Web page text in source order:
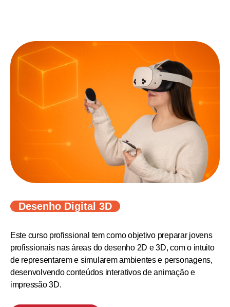
Desenho Digital 3D
Este curso profissional tem como objetivo preparar jovens
profissionais nas áreas do desenho 2D e 3D, com o intuito
de representarem e simularem ambientes e personagens,
desenvolvendo conteúdos interativos de animação e
impressão 3D.